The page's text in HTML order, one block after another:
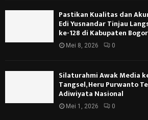
Pastikan Kualitas dan
Edi Yusnandar Tinjau
ke-128 di Kabupaten Bogor
Mei 8, 2026 0
Silaturahmi Awak Media
Tangsel, Heru Purwanto
Adiwiyata Nasional
Mei 1, 2026 0